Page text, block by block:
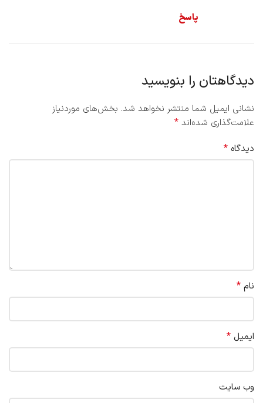
پاسخ
دیدگاهتان را بنویسید
نشانی ایمیل شما منتشر نخواهد شد. بخش‌های موردنیاز
علامت‌گذاری شده‌اند *
دیدگاه *
نام *
ایمیل *
وب‌ سایت